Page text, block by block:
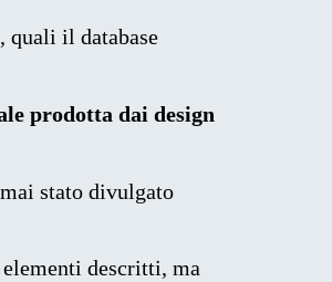
quali il database
prodotta dai design
stato divulgato
descritti, ma